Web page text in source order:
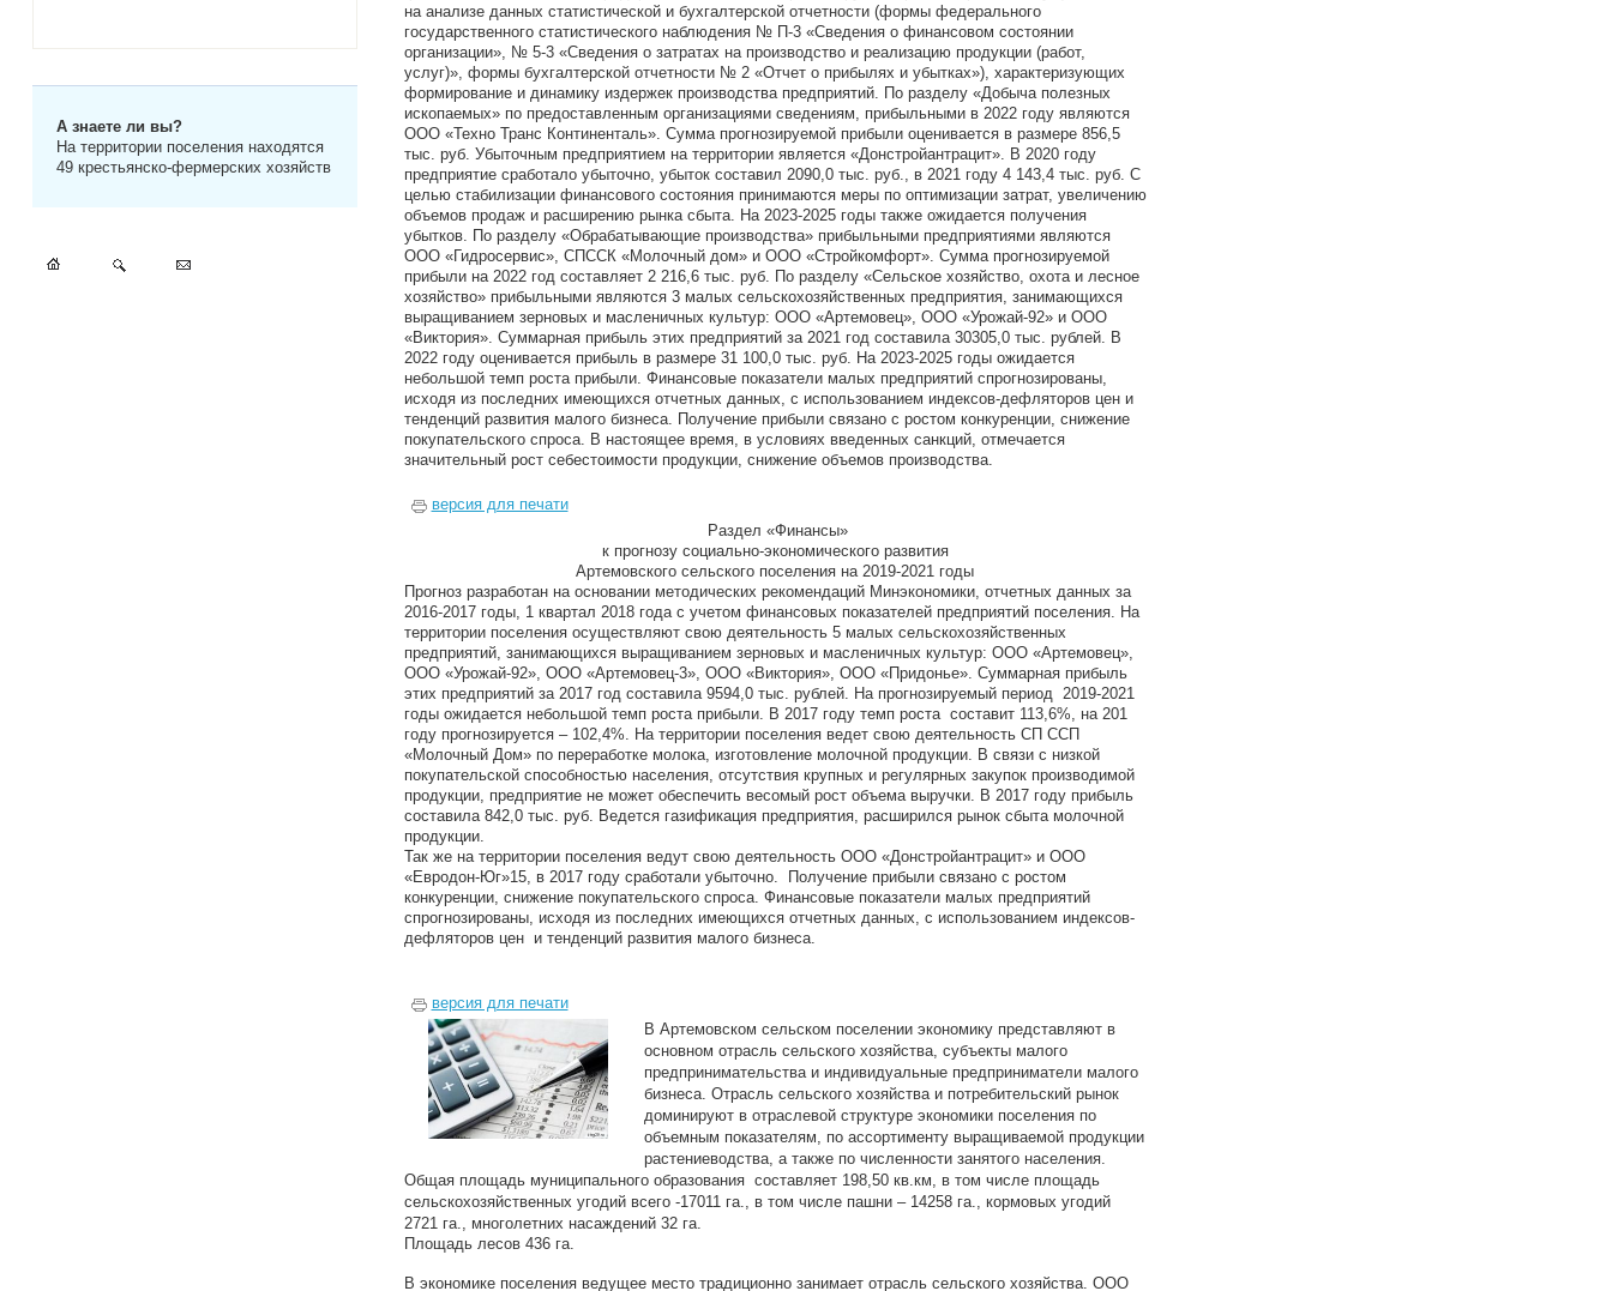
А знаете ли вы?
На территории поселения находятся
49 крестьянско-фермерских хозяйств
на анализе данных статистической и бухгалтерской отчетности (формы федерального
государственного статистического наблюдения № П-3 «Сведения о финансовом состоянии
организации», № 5-3 «Сведения о затратах на производство и реализацию продукции (работ,
услуг)», формы бухгалтерской отчетности № 2 «Отчет о прибылях и убытках»), характеризующих
формирование и динамику издержек производства предприятий. По разделу «Добыча полезных
ископаемых» по предоставленным организациями сведениям, прибыльными в 2022 году являются
ООО «Техно Транс Континенталь». Сумма прогнозируемой прибыли оценивается в размере 856,5
тыс. руб. Убыточным предприятием на территории является «Донстройантрацит». В 2020 году
предприятие сработало убыточно, убыток составил 2090,0 тыс. руб., в 2021 году 4 143,4 тыс. руб. С
целью стабилизации финансового состояния принимаются меры по оптимизации затрат, увеличению
объемов продаж и расширению рынка сбыта. На 2023-2025 годы также ожидается получения
убытков. По разделу «Обрабатывающие производства» прибыльными предприятиями являются
ООО «Гидросервис», СПССК «Молочный дом» и ООО «Стройкомфорт». Сумма прогнозируемой
прибыли на 2022 год составляет 2 216,6 тыс. руб. По разделу «Сельское хозяйство, охота и лесное
хозяйство» прибыльными являются 3 малых сельскохозяйственных предприятия, занимающихся
выращиванием зерновых и масленичных культур: ООО «Артемовец», ООО «Урожай-92» и ООО
«Виктория». Суммарная прибыль этих предприятий за 2021 год составила 30305,0 тыс. рублей. В
2022 году оценивается прибыль в размере 31 100,0 тыс. руб. На 2023-2025 годы ожидается
небольшой темп роста прибыли. Финансовые показатели малых предприятий спрогнозированы,
исходя из последних имеющихся отчетных данных, с использованием индексов-дефляторов цен и
тенденций развития малого бизнеса. Получение прибыли связано с ростом конкуренции, снижение
покупательского спроса. В настоящее время, в условиях введенных санкций, отмечается
значительный рост себестоимости продукции, снижение объемов производства.
версия для печати
Раздел «Финансы»
к прогнозу социально-экономического развития
Артемовского сельского поселения на 2019-2021 годы
Прогноз разработан на основании методических рекомендаций Минэкономики, отчетных данных за
2016-2017 годы, 1 квартал 2018 года с учетом финансовых показателей предприятий поселения. На
территории поселения осуществляют свою деятельность 5 малых сельскохозяйственных
предприятий, занимающихся выращиванием зерновых и масленичных культур: ООО «Артемовец»,
ООО «Урожай-92», ООО «Артемовец-3», ООО «Виктория», ООО «Придонье». Суммарная прибыль
этих предприятий за 2017 год составила 9594,0 тыс. рублей. На прогнозируемый период 2019-2021
годы ожидается небольшой темп роста прибыли. В 2017 году темп роста составит 113,6%, на 201
году прогнозируется – 102,4%. На территории поселения ведет свою деятельность СП ССП
«Молочный Дом» по переработке молока, изготовление молочной продукции. В связи с низкой
покупательской способностью населения, отсутствия крупных и регулярных закупок производимой
продукции, предприятие не может обеспечить весомый рост объема выручки. В 2017 году прибыль
составила 842,0 тыс. руб. Ведется газификация предприятия, расширился рынок сбыта молочной
продукции.
Так же на территории поселения ведут свою деятельность ООО «Донстройантрацит» и ООО
«Евродон-Юг»15, в 2017 году сработали убыточно. Получение прибыли связано с ростом
конкуренции, снижение покупательского спроса. Финансовые показатели малых предприятий
спрогнозированы, исходя из последних имеющихся отчетных данных, с использованием индексов-
дефляторов цен и тенденций развития малого бизнеса.
версия для печати
В Артемовском сельском поселении экономику представляют в
основном отрасль сельского хозяйства, субъекты малого
предпринимательства и индивидуальные предприниматели малого
бизнеса. Отрасль сельского хозяйства и потребительский рынок
доминируют в отраслевой структуре экономики поселения по
объемным показателям, по ассортименту выращиваемой продукции
растениеводства, а также по численности занятого населения.
Общая площадь муниципального образования составляет 198,50 кв.км, в том числе площадь
сельскохозяйственных угодий всего -17011 га., в том числе пашни – 14258 га., кормовых угодий
2721 га., многолетних насаждений 32 га.
Площадь лесов 436 га.
В экономике поселения ведущее место традиционно занимает отрасль сельского хозяйства. ООО